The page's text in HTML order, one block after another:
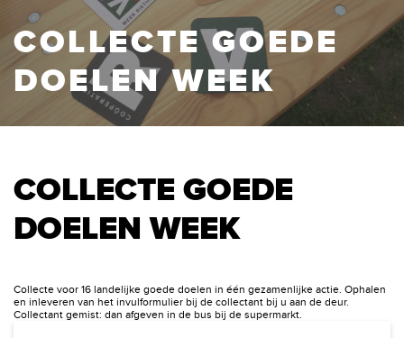
COLLECTE GOEDE
DOELEN WEEK
COLLECTE GOEDE
DOELEN WEEK
Collecte voor 16 landelijke goede doelen in één gezamenlijke actie. Ophalen
en inleveren van het invulformulier bij de collectant bij u aan de deur.
Collectant gemist: dan afgeven in de bus bij de supermarkt.